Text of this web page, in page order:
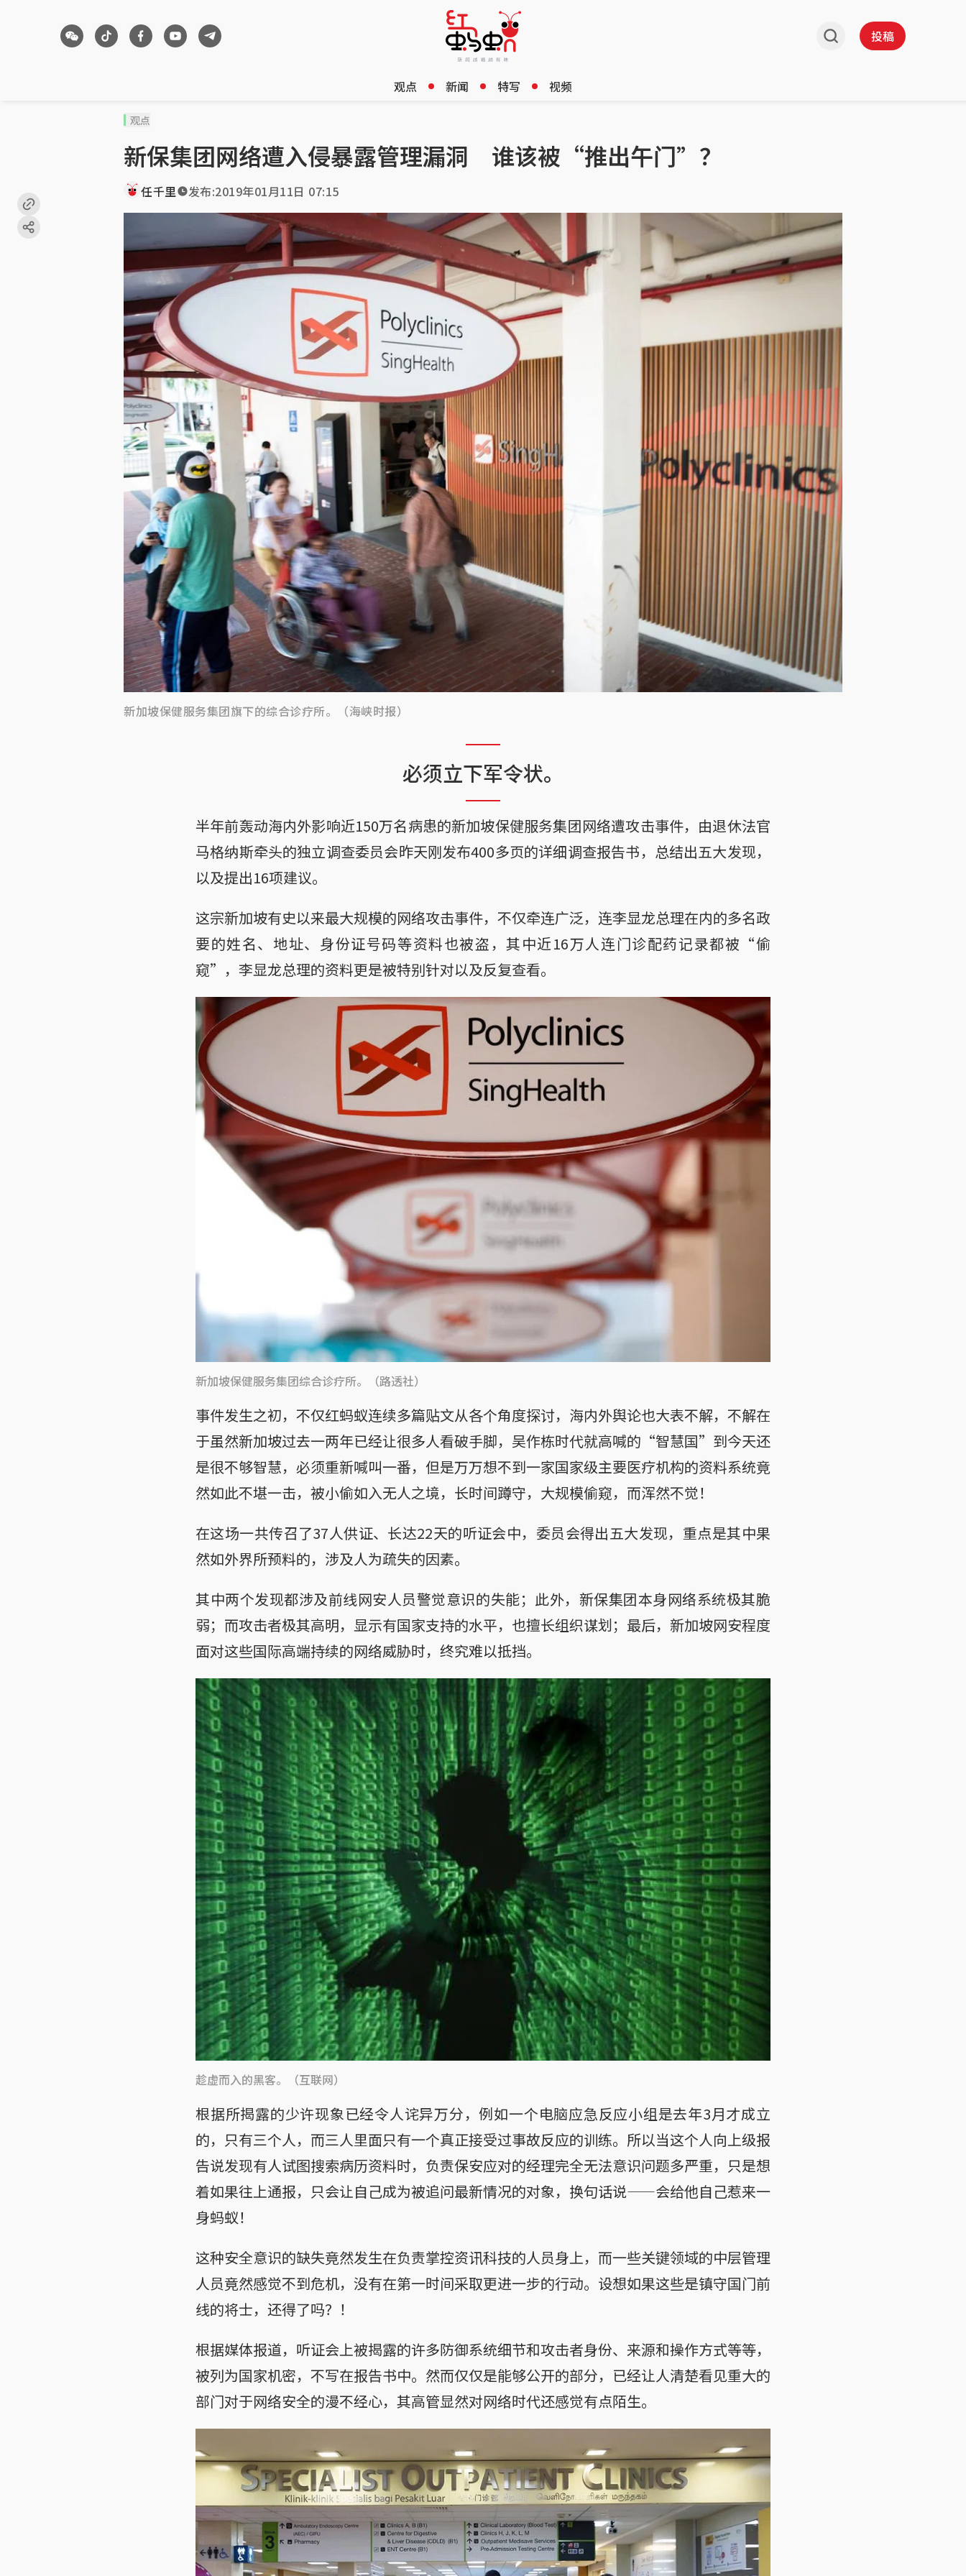
投稿
观点 新闻 特写 视频
观点
新保集团网络遭入侵暴露管理漏洞 谁该被“推出午门”？
任千里 发布:2019年01月11日 07:15
新加坡保健服务集团旗下的综合诊疗所。（海峡时报）
必须立下军令状。
半年前轰动海内外影响近150万名病患的新加坡保健服务集团网络遭攻击事件，由退休法官
马格纳斯牵头的独立调查委员会昨天刚发布400多页的详细调查报告书，总结出五大发现，
以及提出16项建议。
这宗新加坡有史以来最大规模的网络攻击事件，不仅牵连广泛，连李显龙总理在内的多名政
要的姓名、地址、身份证号码等资料也被盗，其中近16万人连门诊配药记录都被“偷
窥”，李显龙总理的资料更是被特别针对以及反复查看。
新加坡保健服务集团综合诊疗所。（路透社）
事件发生之初，不仅红蚂蚁连续多篇贴文从各个角度探讨，海内外舆论也大表不解，不解在
于虽然新加坡过去一两年已经让很多人看破手脚，吴作栋时代就高喊的“智慧国”到今天还
是很不够智慧，必须重新喊叫一番，但是万万想不到一家国家级主要医疗机构的资料系统竟
然如此不堪一击，被小偷如入无人之境，长时间蹲守，大规模偷窥，而浑然不觉！
在这场一共传召了37人供证、长达22天的听证会中，委员会得出五大发现，重点是其中果
然如外界所预料的，涉及人为疏失的因素。
其中两个发现都涉及前线网安人员警觉意识的失能；此外，新保集团本身网络系统极其脆
弱；而攻击者极其高明，显示有国家支持的水平，也擅长组织谋划；最后，新加坡网安程度
面对这些国际高端持续的网络威胁时，终究难以抵挡。
趁虚而入的黑客。（互联网）
根据所揭露的少许现象已经令人诧异万分，例如一个电脑应急反应小组是去年3月才成立
的，只有三个人，而三人里面只有一个真正接受过事故反应的训练。所以当这个人向上级报
告说发现有人试图搜索病历资料时，负责保安应对的经理完全无法意识问题多严重，只是想
着如果往上通报，只会让自己成为被追问最新情况的对象，换句话说——会给他自己惹来一
身蚂蚁！
这种安全意识的缺失竟然发生在负责掌控资讯科技的人员身上，而一些关键领域的中层管理
人员竟然感觉不到危机，没有在第一时间采取更进一步的行动。设想如果这些是镇守国门前
线的将士，还得了吗？！
根据媒体报道，听证会上被揭露的许多防御系统细节和攻击者身份、来源和操作方式等等，
被列为国家机密，不写在报告书中。然而仅仅是能够公开的部分，已经让人清楚看见重大的
部门对于网络安全的漫不经心，其高管显然对网络时代还感觉有点陌生。